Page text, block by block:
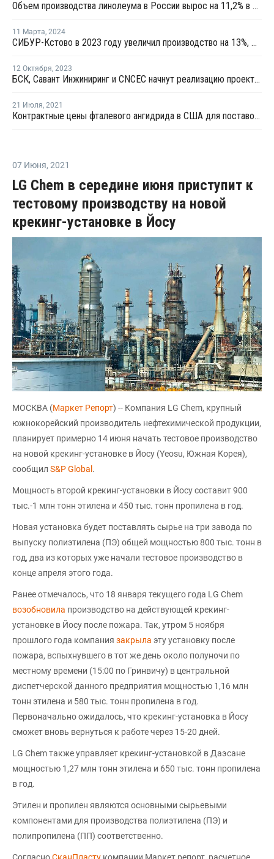
Объем производства линолеума в России вырос на 11,2% в 2023 году
11 Марта, 2024
СИБУР-Кстово в 2023 году увеличил производство на 13%, Русвинил — на 6%
12 Октября, 2023
БСК, Савант Инжиниринг и CNCEC начнут реализацию проекта по производству эмульсионного ПВХ
21 Июля, 2021
Контрактные цены фталевого ангидрида в США для поставок в августе выросли на USD44 за тонну
07 Июня, 2021
LG Chem в середине июня приступит к
тестовому производству на новой
крекинг-установке в Йосу
МОСКВА (Маркет Репорт) -- Компания LG Chem, крупный
южнокорейский производитель нефтехимической продукции,
планирует примерно 14 июня начать тестовое производство
на новой крекинг-установке в Йосу (Yeosu, Южная Корея),
сообщил S&P Global .
Мощность второй крекинг-установки в Йосу составит 900
тыс.-1 млн тонн этилена и 450 тыс. тонн пропилена в год.
Новая установка будет поставлять сырье на три завода по
выпуску полиэтилена (ПЭ) общей мощностью 800 тыс. тонн в
год, два из которых уже начали тестовое производство в
конце апреля этого года.
Ранее отмечалось, что 18 января текущего года LG Chem
возобновила производство на действующей крекинг-
установке в Йосу после пожара. Так, утром 5 ноября
прошлого года компания закрыла эту установку после
пожара, вспыхнувшего в тот же день около полуночи по
местному времени (15:00 по Гринвичу) в центральной
диспетчерской данного предприятия мощностью 1,16 млн
тонн этилена и 580 тыс. тонн пропилена в год.
Первоначально ожидалось, что крекинг-установка в Йосу
сможет вновь вернуться к работе через 15-20 дней.
LG Chem также управляет крекинг-установкой в Даэсане
мощностью 1,27 млн тонн этилена и 650 тыс. тонн пропилена
в год.
Этилен и пропилен являются основными сырьевыми
компонентами для производства полиэтилена (ПЭ) и
полипропилена (ПП) соответственно.
СогласноСканПласту компании Маркет репорт, расчетное